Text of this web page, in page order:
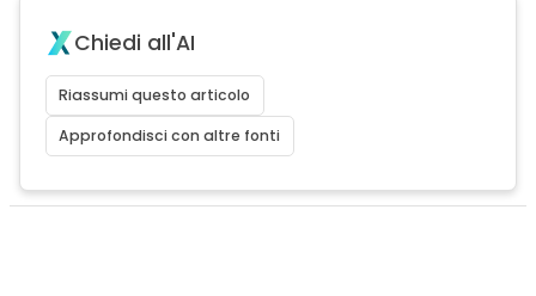
Chiedi all'AI
Riassumi questo articolo
Approfondisci con altre fonti